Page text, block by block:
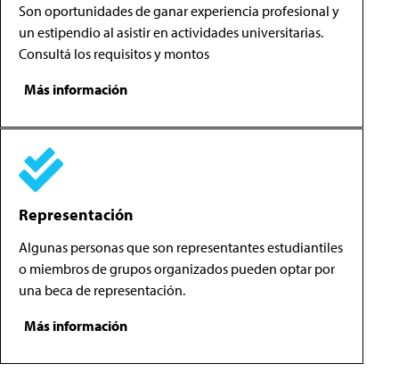
Son oportunidades de ganar experiencia profesional y
un estipendio al asistir en actividades universitarias.
Consultá los requisitos y montos
Más información
Representación
Algunas personas que son representantes estudiantiles
o miembros de grupos organizados pueden optar por
una beca de representación.
Más información